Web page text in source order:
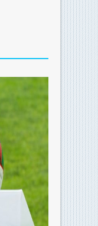
SPAL si è
di finale
è stata
disputa del